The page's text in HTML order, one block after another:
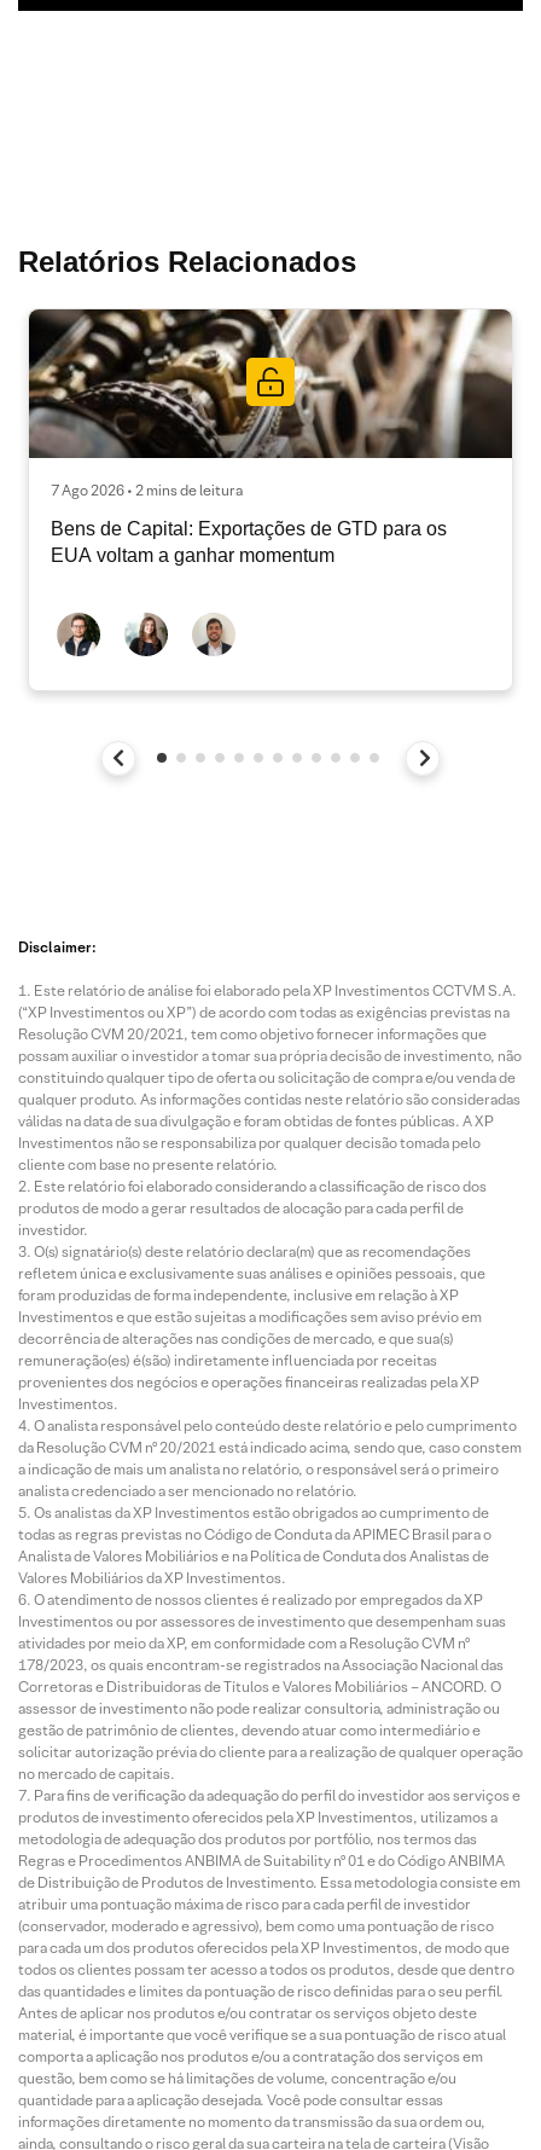
Relatórios Relacionados
7 Ago 2026 • 2 mins de leitura
Bens de Capital: Exportações de GTD para os
EUA voltam a ganhar momentum
Disclaimer:
Este relatório de análise foi elaborado pela XP Investimentos CCTVM S.A.
(“XP Investimentos ou XP”) de acordo com todas as exigências previstas na
Resolução CVM 20/2021, tem como objetivo fornecer informações que
possam auxiliar o investidor a tomar sua própria decisão de investimento, não
constituindo qualquer tipo de oferta ou solicitação de compra e/ou venda de
qualquer produto. As informações contidas neste relatório são consideradas
válidas na data de sua divulgação e foram obtidas de fontes públicas. A XP
Investimentos não se responsabiliza por qualquer decisão tomada pelo
cliente com base no presente relatório.
Este relatório foi elaborado considerando a classificação de risco dos
produtos de modo a gerar resultados de alocação para cada perfil de
investidor.
O(s) signatário(s) deste relatório declara(m) que as recomendações
refletem única e exclusivamente suas análises e opiniões pessoais, que
foram produzidas de forma independente, inclusive em relação à XP
Investimentos e que estão sujeitas a modificações sem aviso prévio em
decorrência de alterações nas condições de mercado, e que sua(s)
remuneração(es) é(são) indiretamente influenciada por receitas
provenientes dos negócios e operações financeiras realizadas pela XP
Investimentos.
O analista responsável pelo conteúdo deste relatório e pelo cumprimento
da Resolução CVM nº 20/2021 está indicado acima, sendo que, caso constem
a indicação de mais um analista no relatório, o responsável será o primeiro
analista credenciado a ser mencionado no relatório.
Os analistas da XP Investimentos estão obrigados ao cumprimento de
todas as regras previstas no Código de Conduta da APIMEC Brasil para o
Analista de Valores Mobiliários e na Política de Conduta dos Analistas de
Valores Mobiliários da XP Investimentos.
O atendimento de nossos clientes é realizado por empregados da XP
Investimentos ou por assessores de investimento que desempenham suas
atividades por meio da XP, em conformidade com a Resolução CVM nº
178/2023, os quais encontram-se registrados na Associação Nacional das
Corretoras e Distribuidoras de Títulos e Valores Mobiliários – ANCORD. O
assessor de investimento não pode realizar consultoria, administração ou
gestão de patrimônio de clientes, devendo atuar como intermediário e
solicitar autorização prévia do cliente para a realização de qualquer operação
no mercado de capitais.
Para fins de verificação da adequação do perfil do investidor aos serviços e
produtos de investimento oferecidos pela XP Investimentos, utilizamos a
metodologia de adequação dos produtos por portfólio, nos termos das
Regras e Procedimentos ANBIMA de Suitability nº 01 e do Código ANBIMA
de Distribuição de Produtos de Investimento. Essa metodologia consiste em
atribuir uma pontuação máxima de risco para cada perfil de investidor
(conservador, moderado e agressivo), bem como uma pontuação de risco
para cada um dos produtos oferecidos pela XP Investimentos, de modo que
todos os clientes possam ter acesso a todos os produtos, desde que dentro
das quantidades e limites da pontuação de risco definidas para o seu perfil.
Antes de aplicar nos produtos e/ou contratar os serviços objeto deste
material, é importante que você verifique se a sua pontuação de risco atual
comporta a aplicação nos produtos e/ou a contratação dos serviços em
questão, bem como se há limitações de volume, concentração e/ou
quantidade para a aplicação desejada. Você pode consultar essas
informações diretamente no momento da transmissão da sua ordem ou,
ainda, consultando o risco geral da sua carteira na tela de carteira (Visão